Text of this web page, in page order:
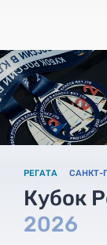
РЕГАТА САНКТ-
Кубок
2026